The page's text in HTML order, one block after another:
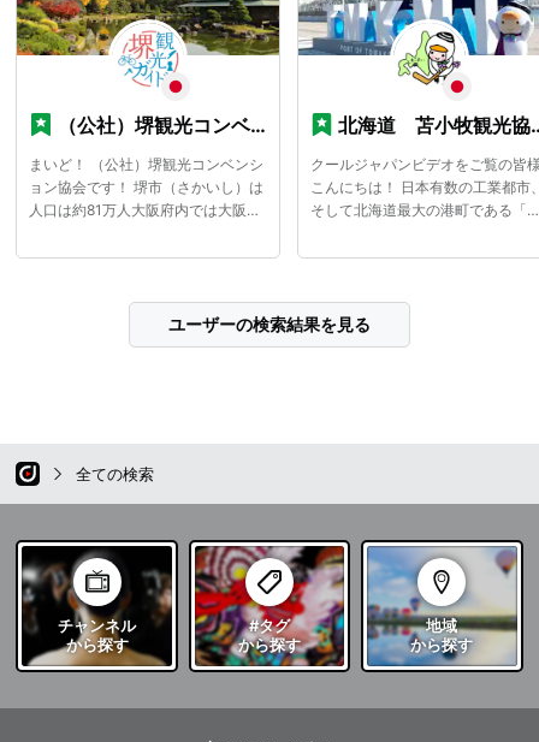
（公社）堺観光コンベンション協会
まいど！ （公社）堺観光コンベンシ
ョン協会です！ 堺市（さかいし）は
人口は約81万人大阪府内では大阪市
二番目に大きな都市と言うと大都市
喧騒から一歩離れると古墳や由緒正
しい神社など、一味違う歴史ある豊
かな魅力が息づいています。 ユネス
街です。 堺市の魅力たっぷりの情報
を発信していきますのでよろしくお
願いいたします！
北海道 苫小牧観光協会
クールジャパンビデオをご覧の皆
こんにちは！ 日本有数の工業都市
そして北海道最大の港町である「
る観光スポットをたっぷりと紹介
スポットや港町ならではの絶品海
料理など苫小牧のおすすめは盛り
くさん！ 交通アクセスは札幌市から
ユーザーの検索結果を見る
全ての検索
チャンネル
から探す
#タグ
から探す
地域
から探す